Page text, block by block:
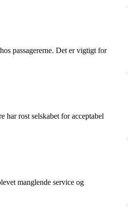
passagererne. Det er vigtigt for
har rost selskabet for acceptabel
manglende service og